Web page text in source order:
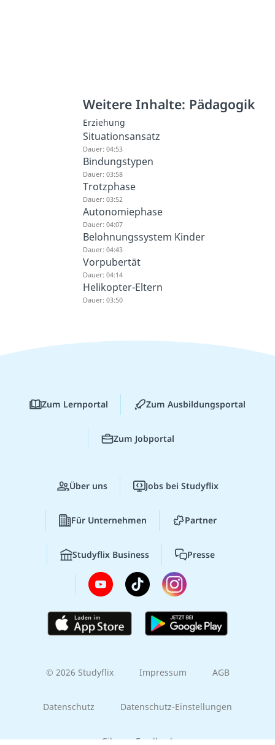
Weitere Inhalte: Pädagogik
Erziehung
Situationsansatz
Dauer: 04:53
Bindungstypen
Dauer: 03:58
Trotzphase
Dauer: 03:52
Autonomiephase
Dauer: 04:07
Belohnungssystem Kinder
Dauer: 04:43
Vorpubertät
Dauer: 04:14
Helikopter-Eltern
Dauer: 03:50
Zum Lernportal Zum Ausbildungsportal
Zum Jobportal
Über uns Jobs bei Studyflix
Für Unternehmen Partner
Studyflix Business Presse
© 2026 Studyflix Impressum AGB
Datenschutz Datenschutz-Einstellungen
Gib uns Feedback